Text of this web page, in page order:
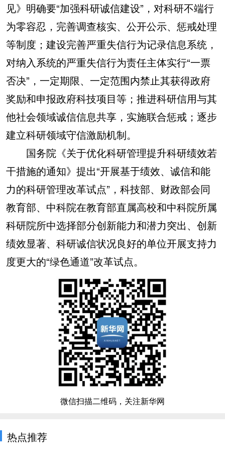
见》明确要“加强科研诚信建设”，对科研不端行
为零容忍，完善调查核实、公开公示、惩戒处理
等制度；建设完善严重失信行为记录信息系统，
对纳入系统的严重失信行为责任主体实行“一票
否决”，一定期限、一定范围内禁止其获得政府
奖励和申报政府科技项目等；推进科研信用与其
他社会领域诚信信息共享，实施联合惩戒；逐步
建立科研领域守信激励机制。
国务院《关于优化科研管理提升科研绩效若
干措施的通知》提出“开展基于绩效、诚信和能
力的科研管理改革试点”，科技部、财政部会同
教育部、中科院在教育部直属高校和中科院所属
科研院所中选择部分创新能力和潜力突出、创新
绩效显著、科研诚信状况良好的单位开展支持力
度更大的“绿色通道”改革试点。
微信扫描二维码，关注新华网
热点推荐